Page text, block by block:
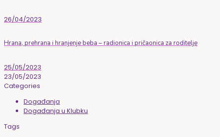
26/04/2023
Hrana, prehrana i hranjenje beba – radionica i pričaonica za roditelje
25/05/2023
23/05/2023
Categories
Događanja
Događanja u Klubku
Tags